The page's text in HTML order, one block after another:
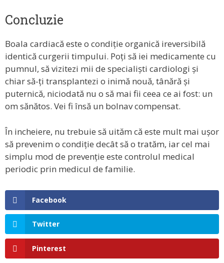
Concluzie
Boala cardiacă este o condiție organică ireversibilă
identică curgerii timpului. Poți să iei medicamente cu
pumnul, să vizitezi mii de specialiști cardiologi și
chiar să-ți transplantezi o inimă nouă, tânără și
puternică, niciodată nu o să mai fii ceea ce ai fost: un
om sănătos. Vei fi însă un bolnav compensat.
În incheiere, nu trebuie să uităm că este mult mai ușor
să prevenim o condiție decât să o tratăm, iar cel mai
simplu mod de prevenție este controlul medical
periodic prin medicul de familie.
Facebook
Twitter
Pinterest